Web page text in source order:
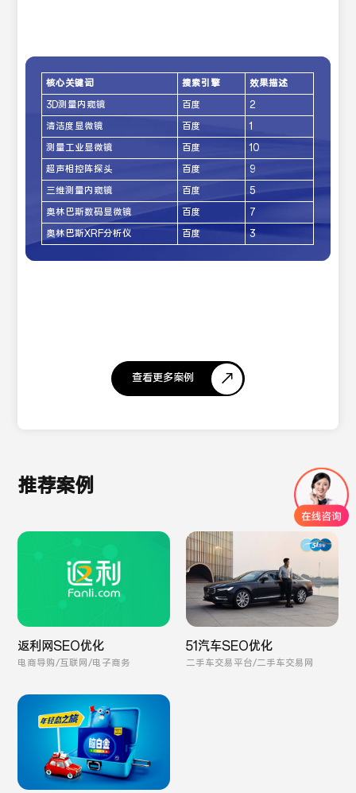
核心关键词 搜索引擎
效果描述
3D测量内窥镜
百度
2
清洁度显微镜
百度
1
测量工业显微镜
百度
10
超声相控阵探头
百度
9
三维测量内窥镜
百度
5
奥林巴斯数码显微镜
百度
7
奥林巴斯XRF分析仪
百度 3
查看更多案例
推荐案例
返利网SEO优化
电商导购/互联网/电子商务
51汽车SEO优化
二手车交易平台/二手车交易网